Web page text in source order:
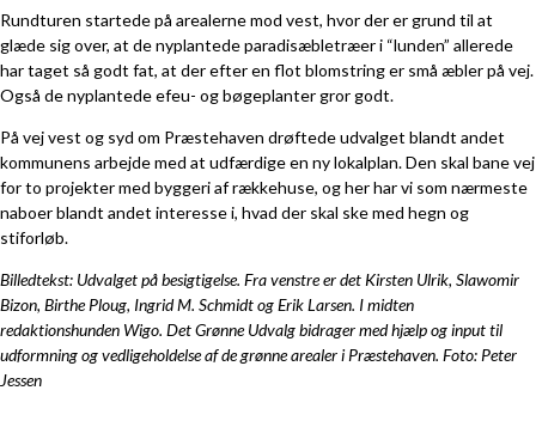
Rundturen startede på arealerne mod vest, hvor der er grund til at
glæde sig over, at de nyplantede paradisæbletræer i “lunden” allerede
har taget så godt fat, at der efter en flot blomstring er små æbler på vej.
Også de nyplantede efeu- og bøgeplanter gror godt.
På vej vest og syd om Præstehaven drøftede udvalget blandt andet
kommunens arbejde med at udfærdige en ny lokalplan. Den skal bane vej
for to projekter med byggeri af rækkehuse, og her har vi som nærmeste
naboer blandt andet interesse i, hvad der skal ske med hegn og
stiforløb.
Billedtekst: Udvalget på besigtigelse. Fra venstre er det Kirsten Ulrik, Slawomir
Bizon, Birthe Ploug, Ingrid M. Schmidt og Erik Larsen. I midten
redaktionshunden Wigo. Det Grønne Udvalg bidrager med hjælp og input til
udformning og vedligeholdelse af de grønne arealer i Præstehaven. Foto: Peter
Jessen